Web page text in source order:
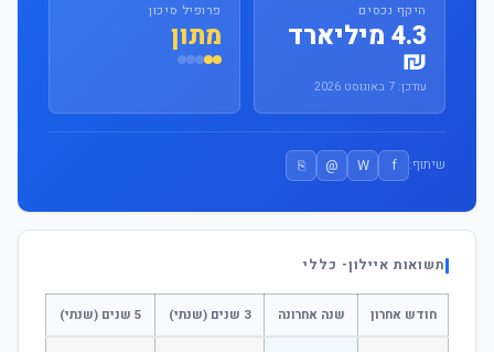
היקף נכסים
4.3 מיליארד
₪
עודכן: 7 באוגוסט 2026
פרופיל סיכון
מתון
שיתוף: f
W
@
⎘
תשואות איילון- כללי
חודש אחרון שנה אחרונה 3 שנים (שנתי) 5 שנים (שנתי)